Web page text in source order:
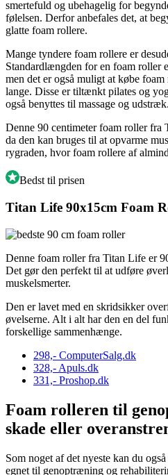
smertefuld og ubehagelig for
følelsen. Derfor anbefales det, at
glatte foam rollere.
Mange tyndere foam rollere er
Standardlængden for en foam roller
men det er også muligt at købe
lange. Disse er tiltænkt pilates og
også benyttes til massage og udstræk.
Denne 90 centimeter foam roller
da den kan bruges til at opvarme
rygraden, hvor foam rollere af
Bedst til prisen
Titan Life 90x15cm Foam
Denne foam roller fra Titan Life er
Det gør den perfekt til at udføre
muskelsmerter.
Den er lavet med en skridsikker
øvelserne. Alt i alt har den en del
forskellige sammenhænge.
298,- ComputerSalg.dk
328,- Apuls.dk
331,- Proshop.dk
Foam rolleren til
skade eller
Som noget af det nyeste kan du
egnet til genoptræning og